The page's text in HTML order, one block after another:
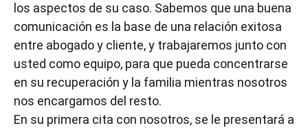
los aspectos de su caso. Sabemos que una buena
comunicación es la base de una relación exitosa
entre abogado y cliente, y trabajaremos junto con
usted como equipo, para que pueda concentrarse
en su recuperación y la familia mientras nosotros
nos encargamos del resto.
En su primera cita con nosotros, se le presentará a